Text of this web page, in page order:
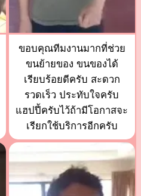
ขอบคุณทีมงานมากที่ช่วย
ขนย้ายของ ขนของได้
เรียบร้อยดีครับ สะดวก
รวดเร็ว ประทับใจครับ
แฮปปี้ครับไว้ถ้ามีโอกาสจะ
เรียกใช้บริการอีกครับ